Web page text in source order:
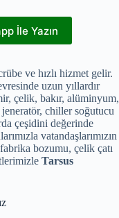
İle Yazın
ve hızlı hizmet gelir.
uzun yıllardır
çelik, bakır, alüminyum,
chiller soğutucu
çeşidini değerinde
vatandaşlarımızın
bozumu, çelik çatı
Tarsus